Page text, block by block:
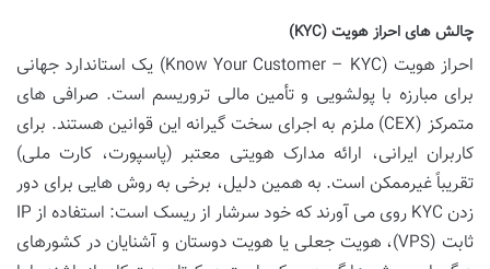
چالش های احراز هویت (KYC)
احراز هویت (Know Your Customer – KYC) یک استاندارد جهانی
برای مبارزه با پولشویی و تأمین مالی تروریسم است. صرافی های
متمرکز (CEX) ملزم به اجرای سخت گیرانه این قوانین هستند. برای
کاربران ایرانی، ارائه مدارک هویتی معتبر (پاسپورت، کارت ملی)
تقریباً غیرممکن است. به همین دلیل، برخی به روش هایی برای دور
زدن KYC روی می آورند که خود سرشار از ریسک است: استفاده از IP
ثابت (VPS)، هویت جعلی یا هویت دوستان و آشنایان در کشورهای